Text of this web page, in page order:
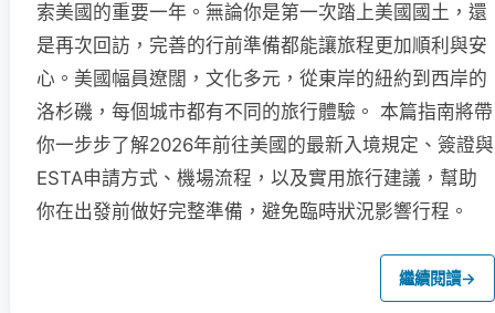
索美國的重要一年。無論你是第一次踏上美國國土，還
是再次回訪，完善的行前準備都能讓旅程更加順利與安
心。美國幅員遼闊，文化多元，從東岸的紐約到西岸的
洛杉磯，每個城市都有不同的旅行體驗。 本篇指南將帶
你一步步了解2026年前往美國的最新入境規定、簽證與
ESTA申請方式、機場流程，以及實用旅行建議，幫助
你在出發前做好完整準備，避免臨時狀況影響行程。
繼續閱讀→